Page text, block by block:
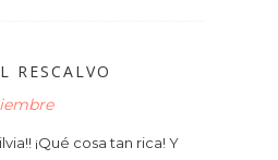
RESCALVO
¡Qué cosa tan rica! Y